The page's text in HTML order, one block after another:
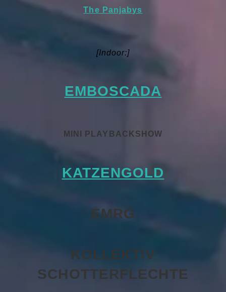
The Panjabys
[Indoor:]
EMBOSCADA
MINI PLAYBACKSHOW
KATZENGOLD
EMRG
KOLLEKTIV
SCHOTTERFLECHTE